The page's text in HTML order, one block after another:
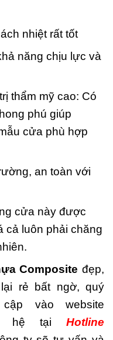
nhiệt rất tốt
năng chịu lực và
thẩm mỹ cao: Có
phú giúp
cửa phù hợp
an toàn với
cửa này được
cả luôn phải chăng
Composite đẹp,
rẻ bất ngờ, quý
vào website
hệ tại Hotline